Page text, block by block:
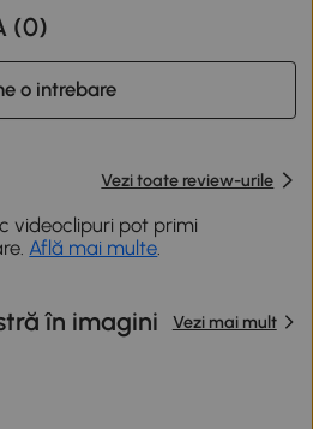
(0)
o intrebare
Vezi toate review-urile
videoclipuri pot primi
Află mai multe
în imagini Vezi mai mult